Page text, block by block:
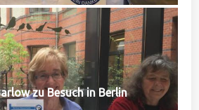
zu Besuch in Berlin